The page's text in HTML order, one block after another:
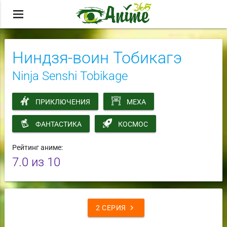
menu
Ниндзя-воин Тобикагэ
Ninja Senshi Tobikage
ПРИКЛЮЧЕНИЯ МЕХА
ФАНТАСТИКА КОСМОС
Рейтинг аниме:
7.0 из 10
chevron_right
2 СЕРИЯ